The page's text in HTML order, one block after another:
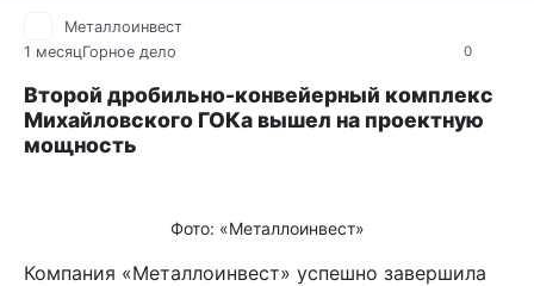
0
Металлоинвест
1 месяцГорное дело
Второй дробильно-конвейерный комплекс
Михайловского ГОКа вышел на проектную
мощность
Фото: «Металлоинвест»
Компания «Металлоинвест» успешно завершила